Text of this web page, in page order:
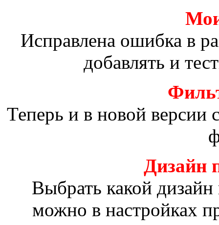
Исправлена ошибка в
добавлять и
Теперь и в новой
Дизайн
Выбрать какой
можно в настройках